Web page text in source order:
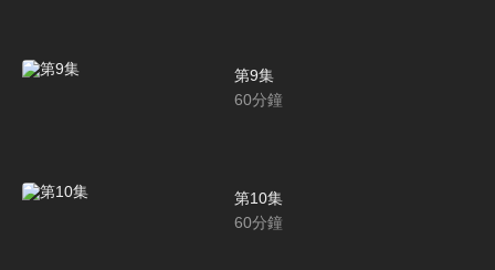
第9集
60分鐘
第10集
60分鐘